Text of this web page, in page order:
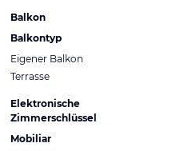
Balkon
Balkontyp
Eigener Balkon
Terrasse
Elektronische
Zimmerschlüssel
Mobiliar